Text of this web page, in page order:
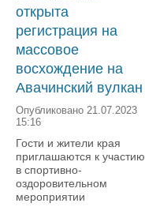
открыта
регистрация на
массовое
восхождение на
Авачинский вулкан
Опубликовано 21.07.2023
15:16
Гости и жители края
приглашаются к участию
в спортивно-
оздоровительном
мероприятии